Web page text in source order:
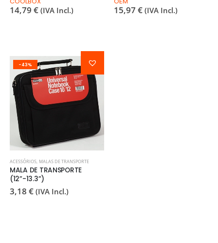
14,79 € (IVA Incl.) 15,97 € (IVA Incl.)
-43%
ACESSÓRIOS, MALAS DE TRANSPORTE
MALA DE TRANSPORTE
(12”-13.3”)
3,18 € (IVA Incl.)